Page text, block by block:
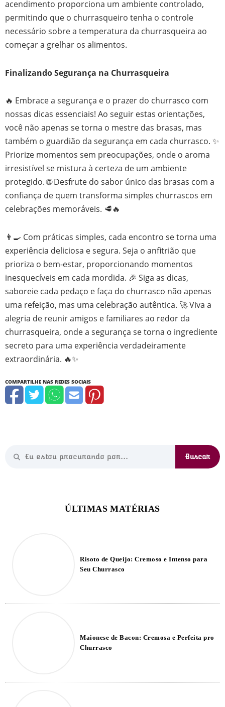
acendimento proporciona um ambiente controlado,
permitindo que o churrasqueiro tenha o controle
necessário sobre a temperatura da churrasqueira ao
começar a grelhar os alimentos.
Finalizando Segurança na Churrasqueira
🔥 Embrace a segurança e o prazer do churrasco com
nossas dicas essenciais! Ao seguir estas orientações,
você não apenas se torna o mestre das brasas, mas
também o guardião da segurança em cada churrasco. ✨
Priorize momentos sem preocupações, onde o aroma
irresistível se mistura à certeza de um ambiente
protegido. 🌐 Desfrute do sabor único das brasas com a
confiança de quem transforma simples churrascos em
celebrações memoráveis. 🥩🔥
👨‍🍳 Com práticas simples, cada encontro se torna uma
experiência deliciosa e segura. Seja o anfitrião que
prioriza o bem-estar, proporcionando momentos
inesquecíveis em cada mordida. 🎉 Siga as dicas,
saboreie cada pedaço e faça do churrasco não apenas
uma refeição, mas uma celebração autêntica. 🚀 Viva a
alegria de reunir amigos e familiares ao redor da
churrasqueira, onde a segurança se torna o ingrediente
secreto para uma experiência verdadeiramente
extraordinária. 🔥✨
Risoto de Queijo: Cremoso e Intenso para
Seu Churrasco
Maionese de Bacon: Cremosa e Perfeita pro
Churrasco